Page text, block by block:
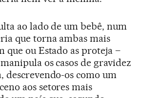
ao lado de um bebê, num
que torna ambas mais
que ou Estado as proteja –
os casos de gravidez
descrevendo-os como um
aos setores mais